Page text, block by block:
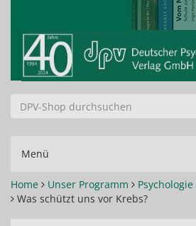
Menü
Home
Unser Programm
Was schützt uns vor Krebs?